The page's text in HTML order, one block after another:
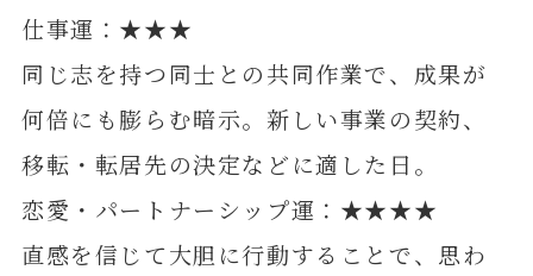
仕事運：★★★
同じ志を持つ同士との共同作業で、成果が
何倍にも膨らむ暗示。新しい事業の契約、
移転・転居先の決定などに適した日。
恋愛・パートナーシップ運：★★★★
直感を信じて大胆に行動することで、思わ